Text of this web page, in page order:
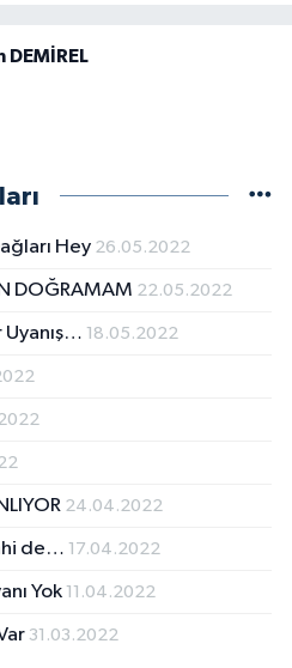
Hey 26.05.2022
DOĞRAMAM 22.05.2022
Uyanış… 18.05.2022
24.04.2022
de… 17.04.2022
Yok 11.04.2022
31.03.2022